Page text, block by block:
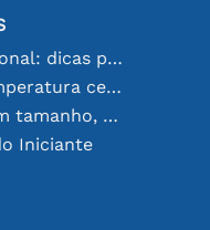
Soldando como um profissional: dicas para conexões eletrônicas perfeitas
Escolhendo o sensor de temperatura certo [youtube]
Baterias 18650: Pequenas em tamanho, grandes em desempenho
Iniciante